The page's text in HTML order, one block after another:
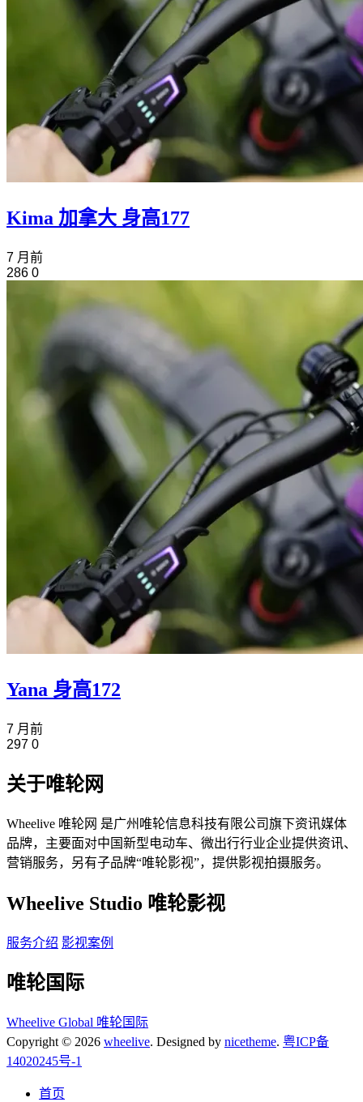
Kima 加拿大 身高177
7 月前
286 0
Yana 身高172
7 月前
297 0
关于唯轮网
Wheelive 唯轮网 是广州唯轮信息科技有限公司旗下资讯媒体
品牌，主要面对中国新型电动车、微出行行业企业提供资讯、
营销服务，另有子品牌“唯轮影视”，提供影视拍摄服务。
Wheelive Studio 唯轮影视
服务介绍 影视案例
唯轮国际
Wheelive Global 唯轮国际
Copyright © 2026 wheelive. Designed by nicetheme. 粤ICP备
14020245号-1
首页